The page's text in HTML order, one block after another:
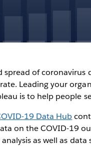
spread of coronavirus
Leading your
is to help people
19 Data Hub
on the COVID-19
as well as